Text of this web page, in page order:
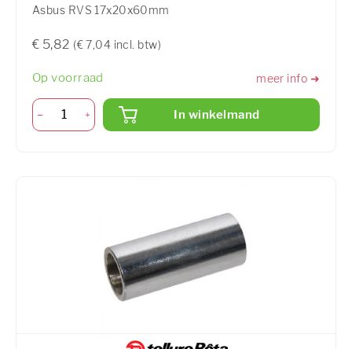
Asbus RVS 17x20x60mm
€ 5,82 (€ 7,04 incl. btw)
Op voorraad meer info ➜
In winkelmand